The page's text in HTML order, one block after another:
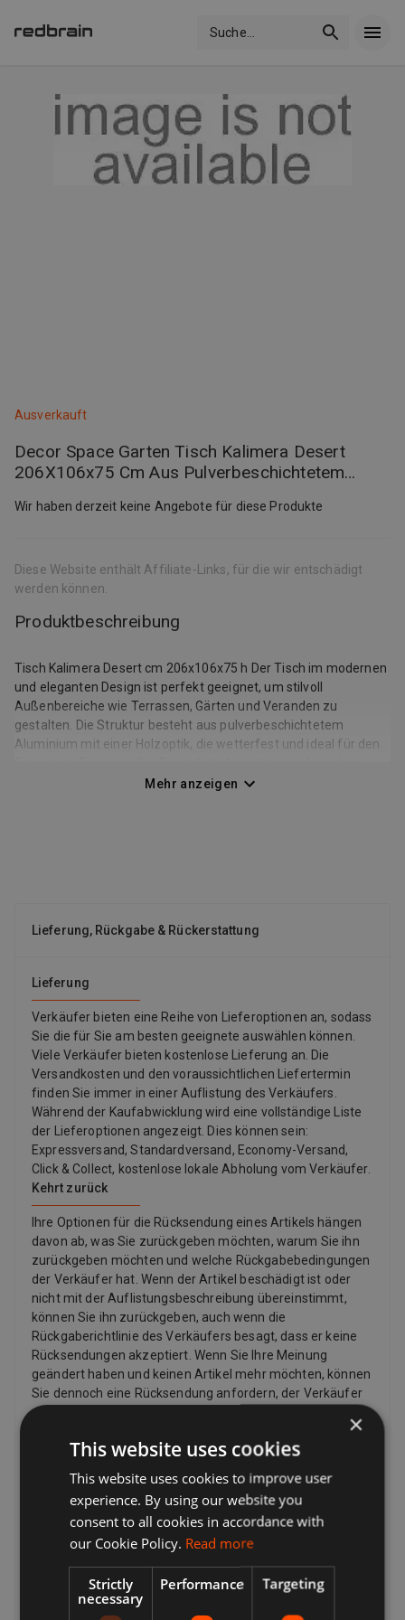
Suche
Ausverkauft
Decor Space Garten Tisch Kalimera Desert
206X106x75 Cm Aus Pulverbeschichtetem
Wir haben derzeit keine Angebote für diese Produkte
Diese Website enthält Affiliate-Links, für die wir entschädigt
werden können.
Produktbeschreibung
Tisch Kalimera Desert cm 206x106x75 h Der Tisch im modernen
und eleganten Design ist perfekt geeignet, um stilvoll
Außenbereiche wie Terrassen, Gärten und Veranden zu
gestalten. Die Struktur besteht aus pulverbeschichtetem
Aluminium mit einer Holzoptik, die wetterfest und ideal für den
Porzellanfliesen aus Spanien, einem hochwertigen Material, das
eine längere Lebensdauer zu gewährleisten. Eigenschaften
hochwertigen glasierten Porzellanfliesen Wetterfest
Verstellbare Füße für mehr Stabilität Einfache Montage der
Beine mit rostfreien Schrauben
Mehr anzeigen
Lieferung, Rückgabe & Rückerstattung
Lieferung
Verkäufer bieten eine Reihe von Lieferoptionen an, sodass
Sie die für Sie am besten geeignete auswählen können.
Viele Verkäufer bieten kostenlose Lieferung an. Die
Versandkosten und den voraussichtlichen Liefertermin
finden Sie immer in einer Auflistung des Verkäufers.
Während der Kaufabwicklung wird eine vollständige Liste
der Lieferoptionen angezeigt. Dies können sein:
Expressversand, Standardversand, Economy-Versand,
Click & Collect, kostenlose lokale Abholung vom Verkäufer.
Kehrt zurück
Ihre Optionen für die Rücksendung eines Artikels hängen
davon ab, was Sie zurückgeben möchten, warum Sie ihn
zurückgeben möchten und welche Rückgabebedingungen
der Verkäufer hat. Wenn der Artikel beschädigt ist oder
nicht mit der Auflistungsbeschreibung übereinstimmt,
können Sie ihn zurückgeben, auch wenn die
Rückgaberichtlinie des Verkäufers besagt, dass er keine
Rücksendungen akzeptiert. Wenn Sie Ihre Meinung
geändert haben und keinen Artikel mehr möchten, können
Sie dennoch eine Rücksendung anfordern, der Verkäufer
muss diese jedoch nicht akzeptieren. Wenn der Käufer
zurückgeben möchte, muss er möglicherweise die
Rücksendekosten bezahlen, abhängig von den
Rückgabebedingungen des Verkäufers. Verkäufer können
dem Käufer eine Rücksendeadresse und zusätzliche
Rücksendeportoinformationen zur Verfügung stellen.
Verkäufer zahlen für das Rückporto, wenn es ein Problem
mit dem Artikel gibt. Wenn der Artikel beispielsweise nicht
mit der Auflistungsbeschreibung übereinstimmt,
beschädigt oder defekt ist oder gefälscht ist. Laut Gesetz
×
This website uses cookies
This website uses cookies to improve user
experience. By using our website you
consent to all cookies in accordance with
our Cookie Policy. Read more
Strictly
necessary
Performance Targeting